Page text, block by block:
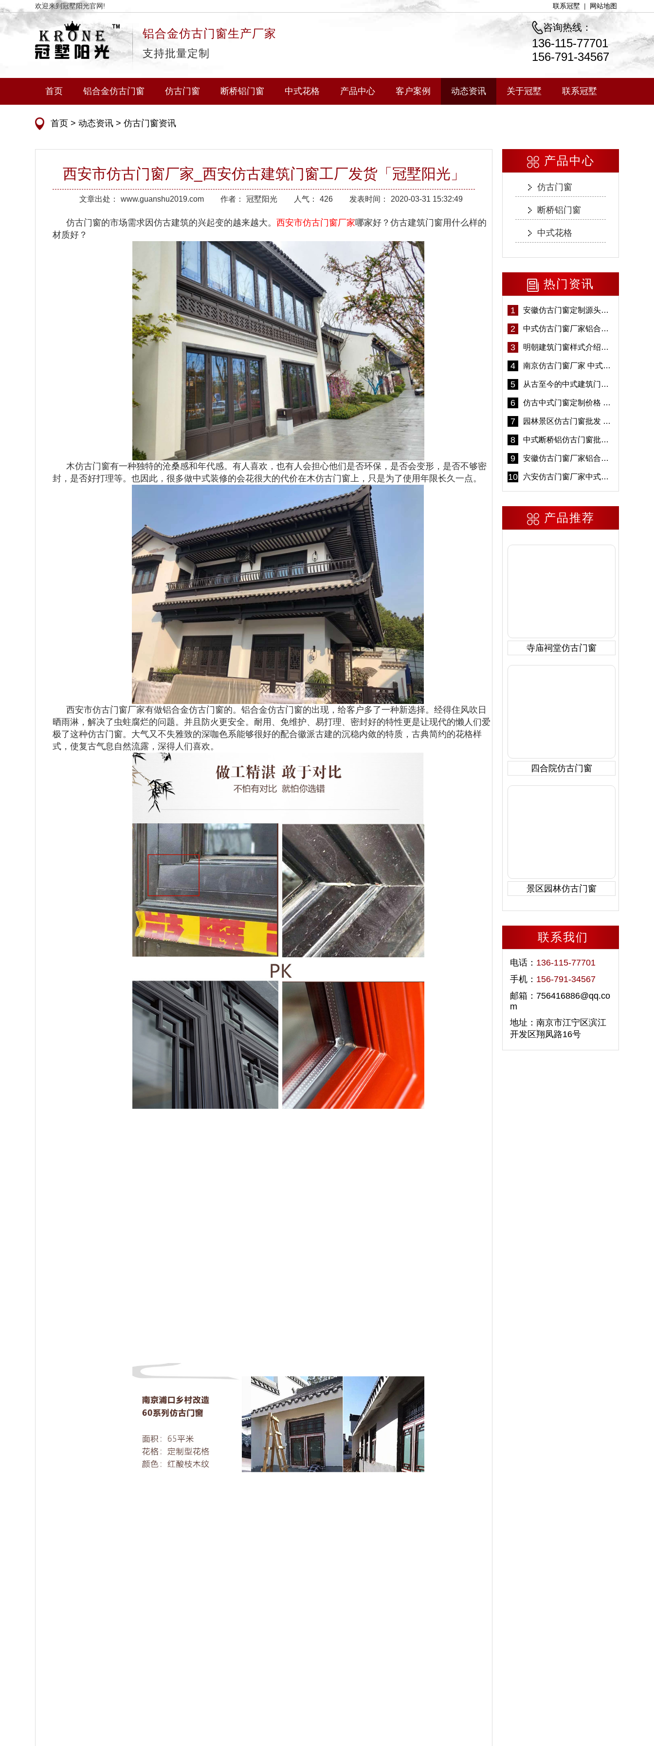
欢迎来到冠墅阳光官网! 联系冠墅 | 网站地图
铝合金仿古门窗生产厂家
支持批量定制
咨询热线：
136-115-77701
156-791-34567
首页 铝合金仿古门窗 仿古门窗 断桥铝门窗 中式花格 产品中心 客户案例 动态资讯 关于冠墅 联系冠墅
首页 > 动态资讯 > 仿古门窗资讯
西安市仿古门窗厂家_西安仿古建筑门窗工厂发货「冠墅阳光」
文章出处： www.guanshu2019.com 作者： 冠墅阳光 人气： 426 发表时间： 2020-03-31 15:32:49
仿古门窗的市场需求因仿古建筑的兴起变的越来越大。 西安市仿古门窗厂家哪家好？仿古建筑门窗用什么样的
材质好？
木仿古门窗有一种独特的沧桑感和年代感。有人喜欢，也有人会担心他们是否环保，是否会变形，是否不够密
封，是否好打理等。也因此，很多做中式装修的会花很大的代价在木仿古门窗上，只是为了使用年限长久一点。
西安市仿古门窗厂家有做铝合金仿古门窗的。铝合金仿古门窗的出现，给客户多了一种新选择。经得住风吹日
晒雨淋，解决了虫蛀腐烂的问题。并且防火更安全。耐用、免维护、易打理、密封好的特性更是让现代的懒人们爱
极了这种仿古门窗。大气又不失雅致的深咖色系能够很好的配合徽派古建的沉稳内敛的特质，古典简约的花格样
式，使复古气息自然流露，深得人们喜欢。
产品中心
仿古门窗
断桥铝门窗
中式花格
热门资讯
1 安徽仿古门窗定制源头厂家 好打理免维护-冠墅阳光
2 中式仿古门窗厂家铝合金仿古门窗定制 5年质保
3 明朝建筑门窗样式介绍——冠墅阳光
4 南京仿古门窗厂家 中式仿古门窗定制 节能防水
5 从古至今的中式建筑门窗到底有多美「冠墅阳光」
6 仿古中式门窗定制价格 铝合金仿古门窗报价
7 园林景区仿古门窗批发 铝合金仿古门窗采购-冠墅阳光
8 中式断桥铝仿古门窗批发 冠墅阳光仿古门窗 6000平米实体工厂
9 安徽仿古门窗厂家铝合金仿古门窗批发 免费设计出货快
10 六安仿古门窗厂家中式仿古门窗制作 6000平米源头厂家
产品推荐
寺庙祠堂仿古门窗
四合院仿古门窗
景区园林仿古门窗
联系我们
电话： 136-115-77701
手机： 156-791-34567
邮箱：756416886@qq.co
m
地址：南京市江宁区滨江
开发区翔凤路16号